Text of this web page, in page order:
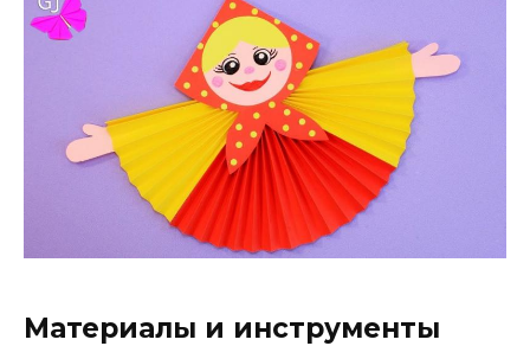
Материалы и инструменты